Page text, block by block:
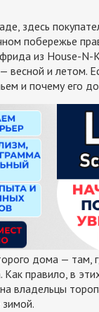
здесь
побережье
из House-N-
весной и летом.
и почему его
дома —
Как правило, в
владельцы
зимой.